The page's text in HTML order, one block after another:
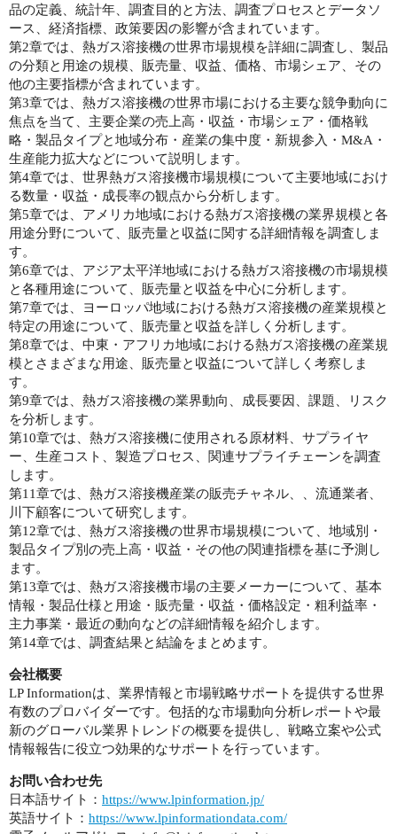
品の定義、統計年、調査目的と方法、調査プロセスとデータソ
ース、経済指標、政策要因の影響が含まれています。
第2章では、熱ガス溶接機の世界市場規模を詳細に調査し、製品
の分類と用途の規模、販売量、収益、価格、市場シェア、その
他の主要指標が含まれています。
第3章では、熱ガス溶接機の世界市場における主要な競争動向に
焦点を当て、主要企業の売上高・収益・市場シェア・価格戦
略・製品タイプと地域分布・産業の集中度・新規参入・M&A・
生産能力拡大などについて説明します。
第4章では、世界熱ガス溶接機市場規模について主要地域におけ
る数量・収益・成長率の観点から分析します。
第5章では、アメリカ地域における熱ガス溶接機の業界規模と各
用途分野について、販売量と収益に関する詳細情報を調査しま
す。
第6章では、アジア太平洋地域における熱ガス溶接機の市場規模
と各種用途について、販売量と収益を中心に分析します。
第7章では、ヨーロッパ地域における熱ガス溶接機の産業規模と
特定の用途について、販売量と収益を詳しく分析します。
第8章では、中東・アフリカ地域における熱ガス溶接機の産業規
模とさまざまな用途、販売量と収益について詳しく考察しま
す。
第9章では、熱ガス溶接機の業界動向、成長要因、課題、リスク
を分析します。
第10章では、熱ガス溶接機に使用される原材料、サプライヤ
ー、生産コスト、製造プロセス、関連サプライチェーンを調査
します。
第11章では、熱ガス溶接機産業の販売チャネル、、流通業者、
川下顧客について研究します。
第12章では、熱ガス溶接機の世界市場規模について、地域別・
製品タイプ別の売上高・収益・その他の関連指標を基に予測し
ます。
第13章では、熱ガス溶接機市場の主要メーカーについて、基本
情報・製品仕様と用途・販売量・収益・価格設定・粗利益率・
主力事業・最近の動向などの詳細情報を紹介します。
第14章では、調査結果と結論をまとめます。
会社概要
LP Informationは、業界情報と市場戦略サポートを提供する世界
有数のプロバイダーです。包括的な市場動向分析レポートや最
新のグローバル業界トレンドの概要を提供し、戦略立案や公式
情報報告に役立つ効果的なサポートを行っています。
お問い合わせ先
日本語サイト： https://www.lpinformation.jp/
英語サイト： https://www.lpinformationdata.com/